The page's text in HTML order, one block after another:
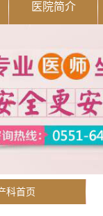
医院简介
科首页